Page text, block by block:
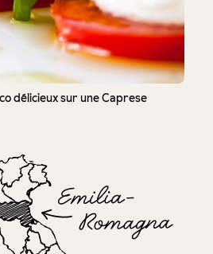
délicieux sur une Caprese